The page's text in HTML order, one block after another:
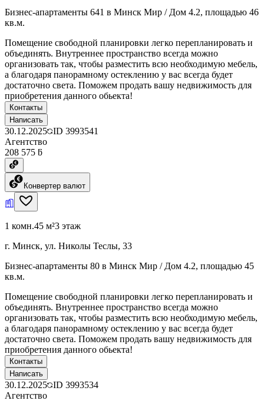
Бизнес-апартаменты 641 в Минск Мир / Дом 4.2, площадью 46
кв.м.
Помещение свободной планировки легко перепланировать и
объединять. Внутреннее пространство всегда можно
организовать так, чтобы разместить всю необходимую мебель,
а благодаря панорамному остеклению у вас всегда будет
достаточно света. Поможем продать вашу недвижимость для
приобретения данного обьекта!
Контакты
Написать
30.12.2025 ID 3993541
Агентство
208 575 ƃ
Конвертер валют
1 комн.45 м²3 этаж
г. Минск, ул. Николы Теслы, 33
Бизнес-апартаменты 80 в Минск Мир / Дом 4.2, площадью 45
кв.м.
Помещение свободной планировки легко перепланировать и
объединять. Внутреннее пространство всегда можно
организовать так, чтобы разместить всю необходимую мебель,
а благодаря панорамному остеклению у вас всегда будет
достаточно света. Поможем продать вашу недвижимость для
приобретения данного обьекта!
Контакты
Написать
30.12.2025 ID 3993534
Агентство